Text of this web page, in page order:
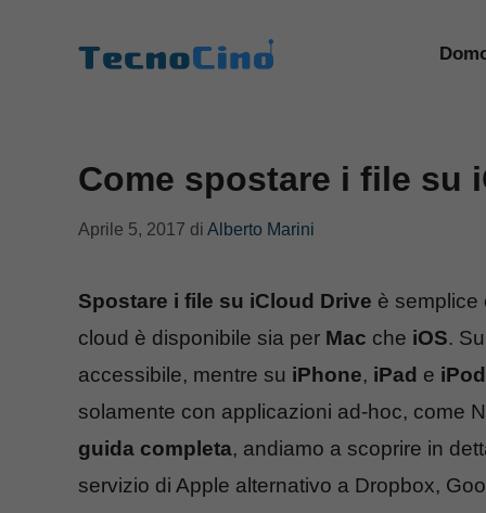
Come spostare i file su
Aprile 5, 2017 di Alberto Marini
Spostare i file su iCloud Drive è semplice
cloud è disponibile sia per Mac che iOS.
accessibile, mentre su iPhone, iPad e
solamente con applicazioni ad-hoc, come
guida completa, andiamo a scoprire in
servizio di Apple alternativo a Dropbox,